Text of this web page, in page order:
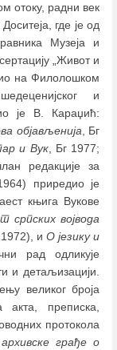
отоку, радни век
где је од
Музеја и
„Живот и
на Филолошком
и
је В. Караџић:
објављенија, Бг
и Вук, Бг 1977;
редакције за
приредио је
књига Вукове
српских војвода
и О језику и
рад одликује
и детаљизацији.
великог броја
акта, преписка,
протокола
грађе о